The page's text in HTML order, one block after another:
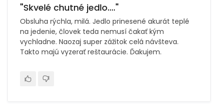
"Skvelé chutné jedlo...."
Obsluha rýchla, milá. Jedlo prinesené akurát teplé
na jedenie, človek teda nemusí čakať kým
vychladne. Naozaj super zážitok celá návšteva.
Takto majú vyzerať reštaurácie. Ďakujem.